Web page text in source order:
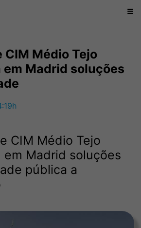
☰
CIM Médio Tejo
Madrid soluções
CIM Médio Tejo
em Madrid soluções
pública a